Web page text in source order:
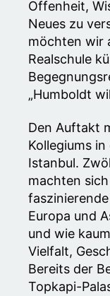
Offenheit,
Neues zu
möchten wir
Realschule
„Humboldt
Den Auftakt
Kollegiums
Istanbul.
machten
Europa und
und wie
Vielfalt,
Bereits der
Topkapi-